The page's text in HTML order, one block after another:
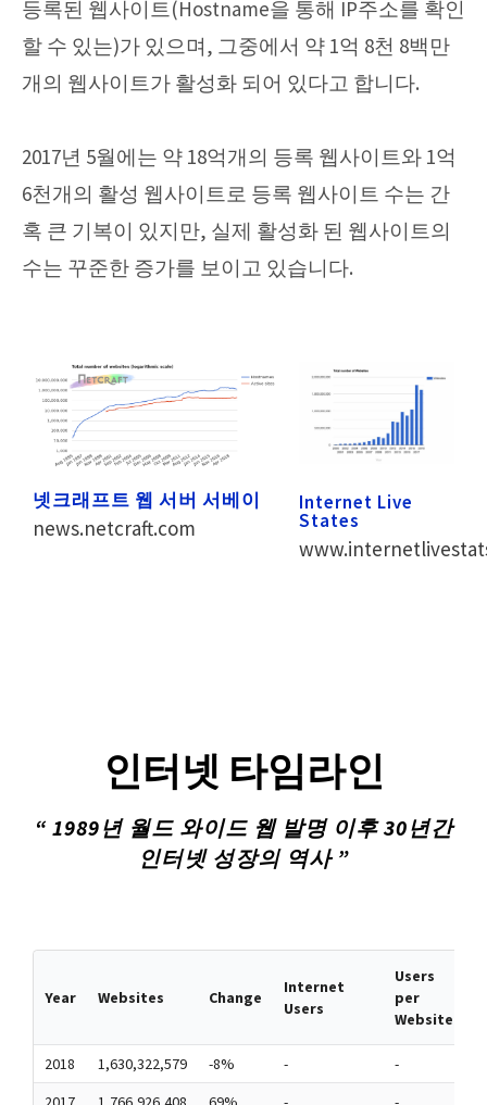
등록된 웹사이트(Hostname을 통해 IP주소를 확인
할 수 있는)가 있으며, 그중에서 약 1억 8천 8백만
개의 웹사이트가 활성화 되어 있다고 합니다.
2017년 5월에는 약 18억개의 등록 웹사이트와 1억
6천개의 활성 웹사이트로 등록 웹사이트 수는 간
혹 큰 기복이 있지만, 실제 활성화 된 웹사이트의
수는 꾸준한 증가를 보이고 있습니다.
넷크래프트 웹 서버 서베이
news.netcraft.com
Internet Live
States
인터넷 타임라인
“ 1989년 월드 와이드 웹 발명 이후 30년간
인터넷 성장의 역사 ”
Year Websites Change
Internet
Users
Users
per
Website
2018 1,630,322,579 -8% - -